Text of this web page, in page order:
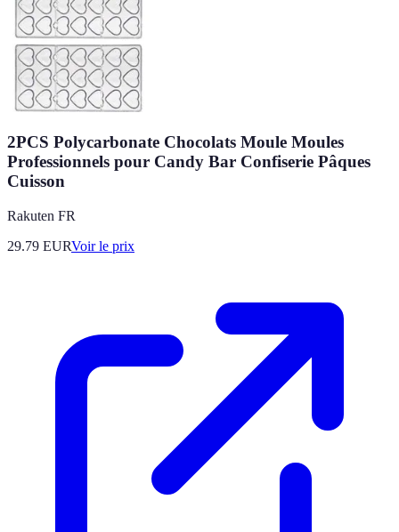
2PCS Polycarbonate Chocolats Moule Moules
Professionnels pour Candy Bar Confiserie Pâques
Cuisson
Rakuten FR
29.79 EURVoir le prix